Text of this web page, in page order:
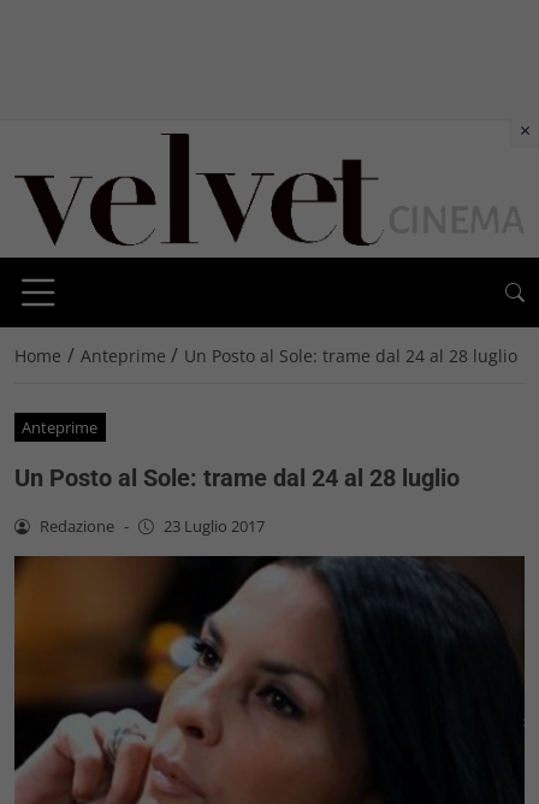
Home / Anteprime / Un Posto al Sole: trame dal 24 al 28 luglio
Anteprime
Un Posto al Sole: trame dal 24 al 28 luglio
Redazione - 23 Luglio 2017
×